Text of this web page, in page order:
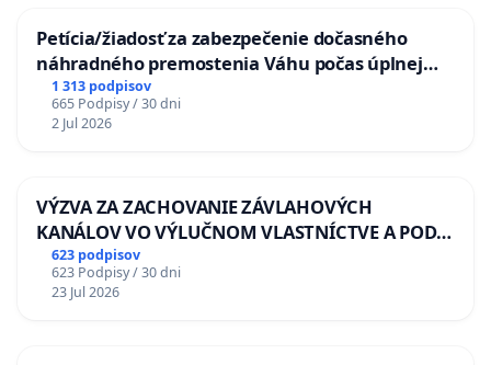
Petícia/žiadosť za zabezpečenie dočasného
náhradného premostenia Váhu počas úplnej
uzávery Vážskeho mosta v Komárne
1 313 podpisov
665 Podpisy / 30 dni
2 Jul 2026
VÝZVA ZA ZACHOVANIE ZÁVLAHOVÝCH
KANÁLOV VO VÝLUČNOM VLASTNÍCTVE A POD
KONTROLOU SLOVENSKEJ REPUBLIKY & žiadosť
na riešenie zanedbaného stavu závlahových a
odvodňovacích kanálov na Slovensku
623 podpisov
623 Podpisy / 30 dni
23 Jul 2026